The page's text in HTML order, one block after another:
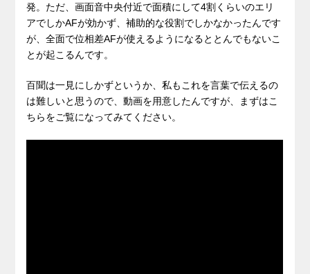
発。ただ、画面音中央付近で面積にして4割くらいのエリ
アでしかAFが効かず、補助的な役割でしかなかったんです
が、全面で位相差AFが使えるようになるととんでもないこ
とが起こるんです。
百聞は一見にしかずというか、私もこれを言葉で伝えるの
は難しいと思うので、動画を用意したんですが、まずはこ
ちらをご覧になってみてください。